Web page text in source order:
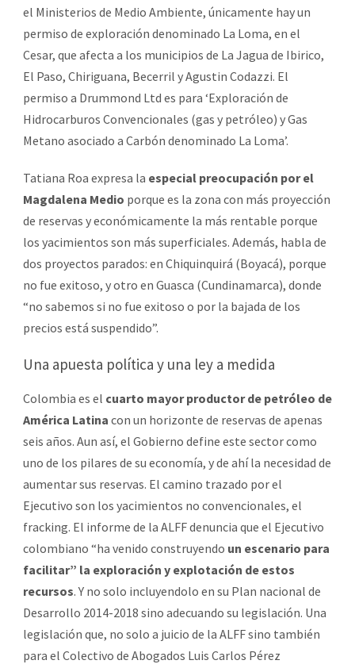
el Ministerios de Medio Ambiente, únicamente hay un
permiso de exploración denominado La Loma, en el
Cesar, que afecta a los municipios de La Jagua de Ibirico,
El Paso, Chiriguana, Becerril y Agustin Codazzi. El
permiso a Drummond Ltd es para ‘Exploración de
Hidrocarburos Convencionales (gas y petróleo) y Gas
Metano asociado a Carbón denominado La Loma’.
Tatiana Roa expresa la especial preocupación por el
Magdalena Medio porque es la zona con más proyección
de reservas y económicamente la más rentable porque
los yacimientos son más superficiales. Además, habla de
dos proyectos parados: en Chiquinquirá (Boyacá), porque
no fue exitoso, y otro en Guasca (Cundinamarca), donde
“no sabemos si no fue exitoso o por la bajada de los
precios está suspendido”.
Una apuesta política y una ley a medida
Colombia es el cuarto mayor productor de petróleo de
América Latina con un horizonte de reservas de apenas
seis años. Aun así, el Gobierno define este sector como
uno de los pilares de su economía, y de ahí la necesidad de
aumentar sus reservas. El camino trazado por el
Ejecutivo son los yacimientos no convencionales, el
fracking. El informe de la ALFF denuncia que el Ejecutivo
colombiano “ha venido construyendo un escenario para
facilitar” la exploración y explotación de estos
recursos. Y no solo incluyendolo en su Plan nacional de
Desarrollo 2014-2018 sino adecuando su legislación. Una
legislación que, no solo a juicio de la ALFF sino también
para el Colectivo de Abogados Luis Carlos Pérez